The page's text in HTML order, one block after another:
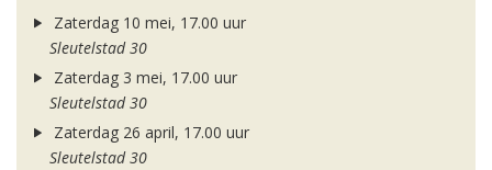
Zaterdag 10 mei, 17.00 uur
Sleutelstad 30
Zaterdag 3 mei, 17.00 uur
Sleutelstad 30
Zaterdag 26 april, 17.00 uur
Sleutelstad 30